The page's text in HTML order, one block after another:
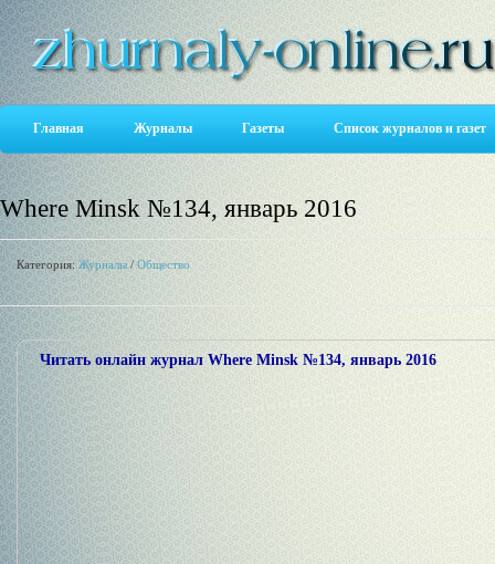
Главная Журналы Газеты Список журналов и газет
Where Minsk №134, январь 2016
Категория:Журналы /Общество
Читать онлайн журнал Where Minsk №134, январь 2016